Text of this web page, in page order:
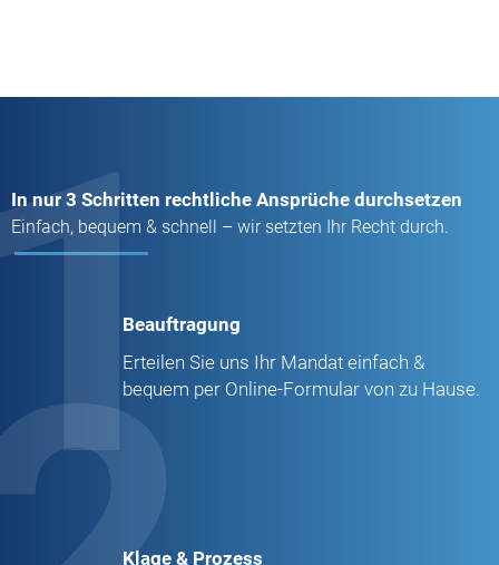
In nur 3 Schritten rechtliche Ansprüche durchsetzen
Einfach, bequem & schnell – wir setzten Ihr Recht durch.
Beauftragung
Erteilen Sie uns Ihr Mandat einfach &
bequem per Online-Formular von zu Hause.
Klage & Prozess